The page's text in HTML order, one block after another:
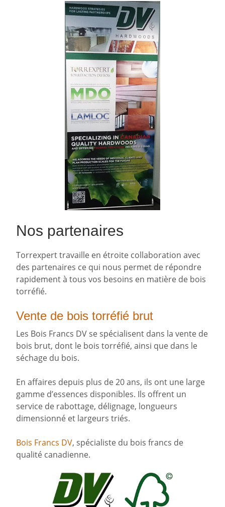
Nos partenaires
Torrexpert travaille en étroite collaboration avec
des partenaires ce qui nous permet de répondre
rapidement à tous vos besoins en matière de bois
torréfié.
Vente de bois torréfié brut
Les Bois Francs DV se spécialisent dans la vente de
bois brut, dont le bois torréfié, ainsi que dans le
séchage du bois.
En affaires depuis plus de 20 ans, ils ont une large
gamme d’essences disponibles. Ils offrent un
service de rabottage, délignage, longueurs
dimensionné et largeurs triés.
Bois Francs DV, spécialiste du bois francs de
qualité canadienne.